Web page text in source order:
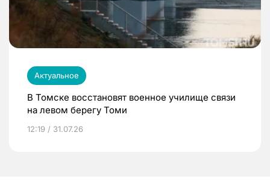
Актуальное
В Томске восстановят военное училище связи
на левом берегу Томи
12:19 / 31.07.26